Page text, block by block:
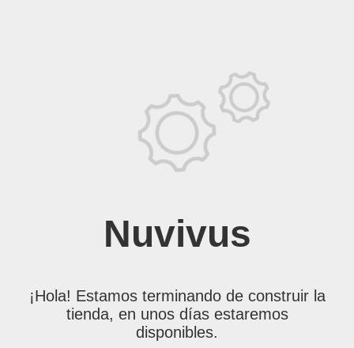
Nuvivus
¡Hola! Estamos terminando de construir la
tienda, en unos días estaremos
disponibles.